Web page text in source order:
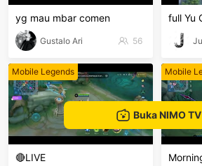
yg mau mbar comen
Gustalo Ari 56
full Yu
Mobile Legends
🔴LIVE
Mobile
Buka NIMO TV